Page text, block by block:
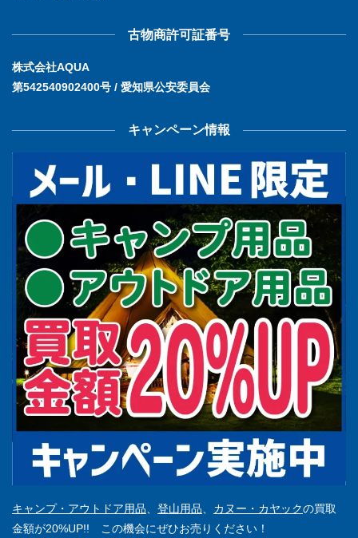
古物商許可証番号
株式会社AQUA
第542540902400号 / 愛知県公安委員会
キャンペーン情報
キャンプ・アウトドア用品 登山用品 カヌー・カヤックの買取
金額が20%UP!! この機会にぜひお売りください！